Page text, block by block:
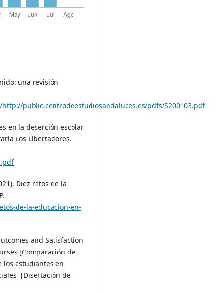
una revisión
public.centrodeestudiosandaluces.es/pdfs/S200103.pdf
en la deserción escolar
Los Libertadores.
Diez retos de la
de-la-educacion-en-
and Satisfaction
[Comparación de
los estudiantes en
[Disertación de